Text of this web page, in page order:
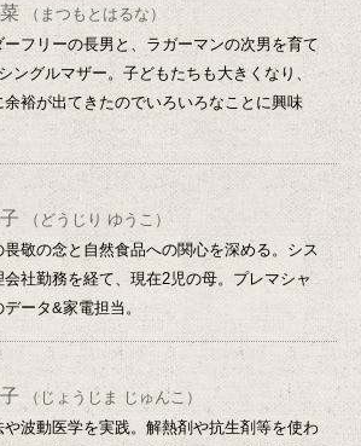
（まつもとはるな）
ーフリーの長男と、ラガーマンの次男を育て
ングルマザー。子どもたちも大きくなり、
余裕が出てきたのでいろいろなことに興味
（どうじり ゆうこ）
畏敬の念と自然食品への関心を深める。シス
会社勤務を経て、現在2児の母。プレマシャ
ータ&家電担当。
（じょうじま じゅんこ）
や波動医学を実践。解熱剤や抗生剤等を使わ